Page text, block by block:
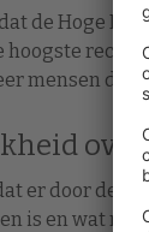
de Hoge
hoogste
mensen
er door de
is en wat niet